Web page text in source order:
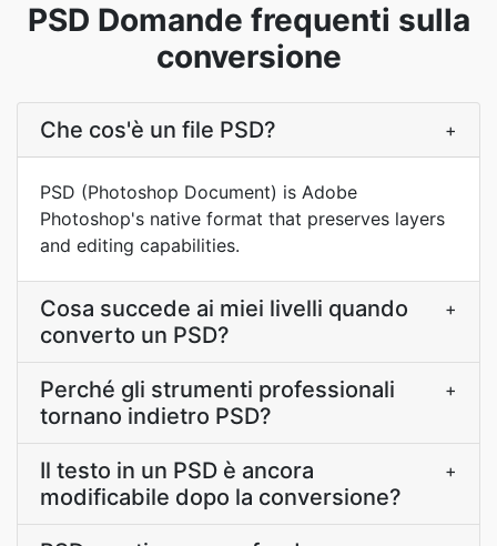
PSD Domande frequenti sulla
conversione
Che cos'è un file PSD? +
PSD (Photoshop Document) is Adobe
Photoshop's native format that preserves layers
and editing capabilities.
Cosa succede ai miei livelli quando
converto un PSD?
+
Perché gli strumenti professionali
tornano indietro PSD?
+
Il testo in un PSD è ancora
modificabile dopo la conversione?
+